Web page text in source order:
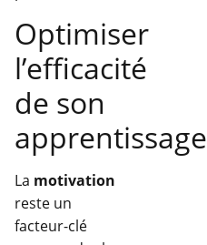
Optimiser
l’efficacité
de son
apprentissage
La motivation
reste un
facteur-clé